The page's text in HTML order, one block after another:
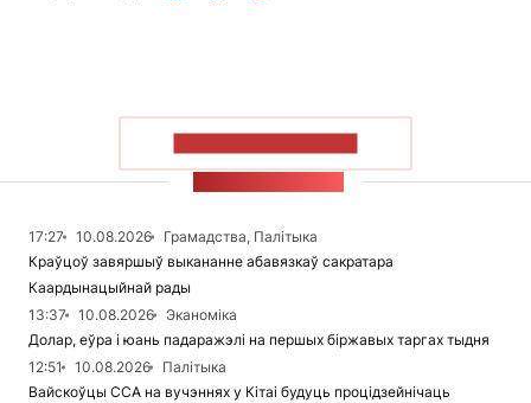
17:27 10.08.2026
Грамадства, Палітыка
Краўцоў завяршыў выкананне абавязкаў сакратара
Каардынацыйнай рады
13:37
10.08.2026
Эканоміка
Долар, еўра і юань падаражэлі на першых біржавых таргах тыдня
12:51
10.08.2026
Палітыка
Вайскоўцы ССА на вучэннях у Кітаі будуць процідзейнічаць